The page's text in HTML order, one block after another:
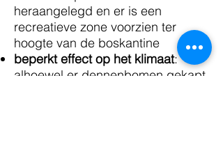
heraangelegd en er is een
recreatieve zone voorzien ter
hoogte van de boskantine
beperkt effect op het klimaat:
alhoewel er dennenbomen gekapt